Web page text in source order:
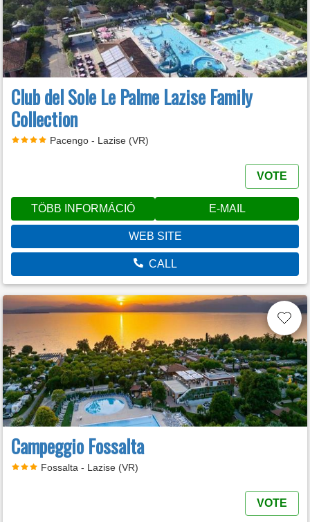
Club del Sole Le Palme Lazise Family
Collection
Pacengo - Lazise (VR)
VOTE
TÖBB INFORMÁCIÓ E-MAIL
WEB SITE
CALL
Campeggio Fossalta
Fossalta - Lazise (VR)
VOTE